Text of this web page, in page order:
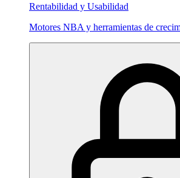
Rentabilidad y Usabilidad
Motores NBA y herramientas de